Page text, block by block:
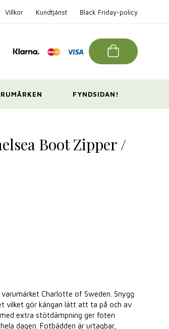
Villkor Kundtjänst Black Friday-policy
FYNDSIDAN!
Boot Zipper /
Charlotte of Sweden. Snygg
vilket gör kängan lätt att ta på och av
extra stötdämpning ger foten
dagen. Fotbädden är urtagbar,